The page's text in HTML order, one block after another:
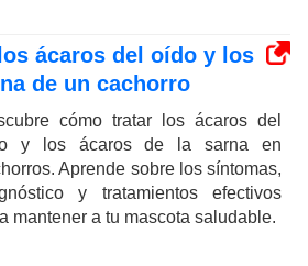
ácaros del oído y los
de un cachorro
cómo tratar los ácaros del
y los ácaros de la sarna en
Aprende sobre los síntomas,
y tratamientos efectivos
mantener a tu mascota saludable.